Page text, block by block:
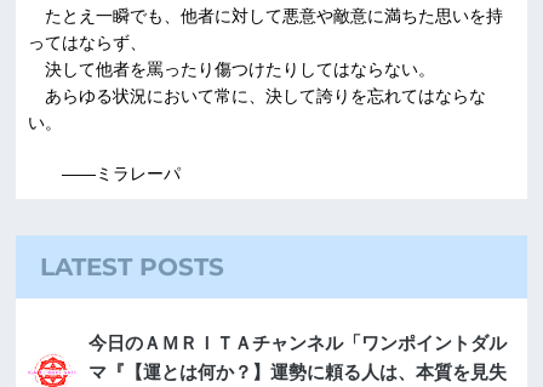
たとえ一瞬でも、他者に対して悪意や敵意に満ちた思いを持
ってはならず、
決して他者を罵ったり傷つけたりしてはならない。
あらゆる状況において常に、決して誇りを忘れてはならな
い。
――ミラレーパ
LATEST POSTS
今日のＡＭＲＩＴＡチャンネル「ワンポイントダル
マ『【運とは何か？】運勢に頼る人は、本質を見失